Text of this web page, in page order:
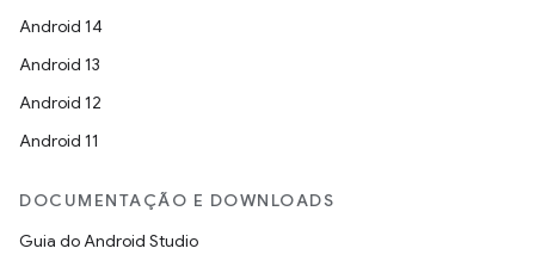
Android 14
Android 13
Android 12
Android 11
DOCUMENTAÇÃO E DOWNLOADS
Guia do Android Studio